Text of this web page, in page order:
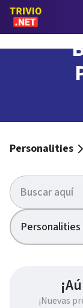
Personalities
Personalities
¡Nuevas